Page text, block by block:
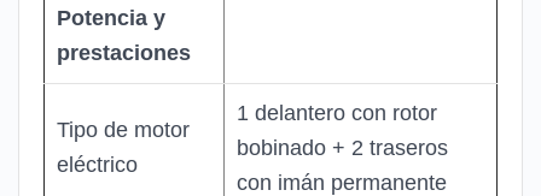
Potencia y
prestaciones
Tipo de motor
eléctrico
1 delantero con rotor
bobinado + 2 traseros
con imán permanente